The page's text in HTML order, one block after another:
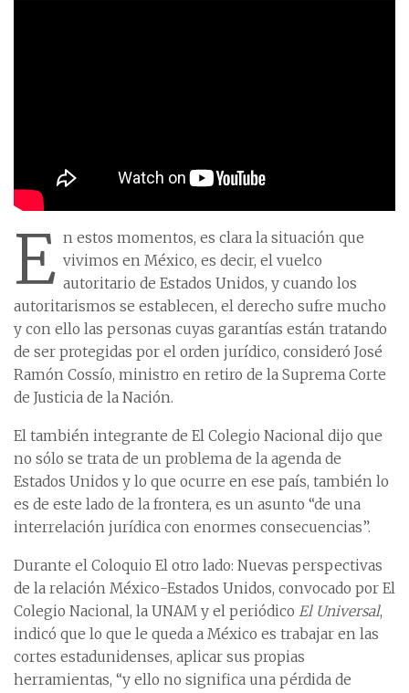
E n estos momentos, es clara la situación que
vivimos en México, es decir, el vuelco
autoritario de Estados Unidos, y cuando los
autoritarismos se establecen, el derecho sufre mucho
y con ello las personas cuyas garantías están tratando
de ser protegidas por el orden jurídico, consideró José
Ramón Cossío, ministro en retiro de la Suprema Corte
de Justicia de la Nación.
El también integrante de El Colegio Nacional dijo que
no sólo se trata de un problema de la agenda de
Estados Unidos y lo que ocurre en ese país, también lo
es de este lado de la frontera, es un asunto “de una
interrelación jurídica con enormes consecuencias”.
Durante el Coloquio El otro lado: Nuevas perspectivas
de la relación México-Estados Unidos, convocado por El
Colegio Nacional, la UNAM y el periódico El Universal,
indicó que lo que le queda a México es trabajar en las
cortes estadunidenses, aplicar sus propias
herramientas, “y ello no significa una pérdida de